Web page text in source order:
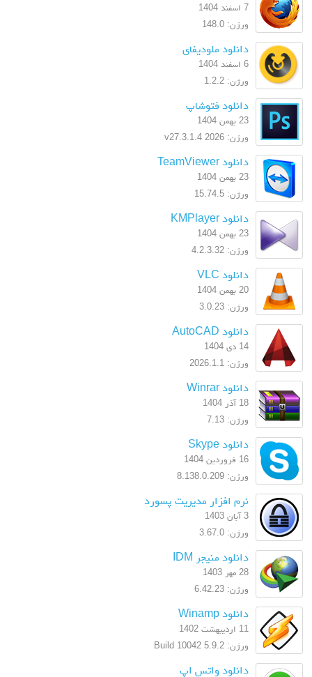
7 اسفند 1404
ورژن: 148.0
دانلود ملودیفای
6 اسفند 1404
ورژن: 1.2.2
دانلود فتوشاپ
23 بهمن 1404
ورژن: 2026 v27.3.1.4
دانلود TeamViewer
23 بهمن 1404
ورژن: 15.74.5
دانلود KMPlayer
23 بهمن 1404
ورژن: 4.2.3.32
دانلود VLC
20 بهمن 1404
ورژن: 3.0.23
دانلود AutoCAD
14 دی 1404
ورژن: 2026.1.1
دانلود Winrar
18 آذر 1404
ورژن: 7.13
دانلود Skype
16 فروردین 1404
ورژن: 8.138.0.209
نرم افزار مدیریت پسورد
3 آبان 1403
ورژن: 3.67.0
دانلود منیجر IDM
28 مهر 1403
ورژن: 6.42.23
دانلود Winamp
11 اردیبهشت 1402
ورژن: 5.9.2 Build 10042
دانلود واتس اپ